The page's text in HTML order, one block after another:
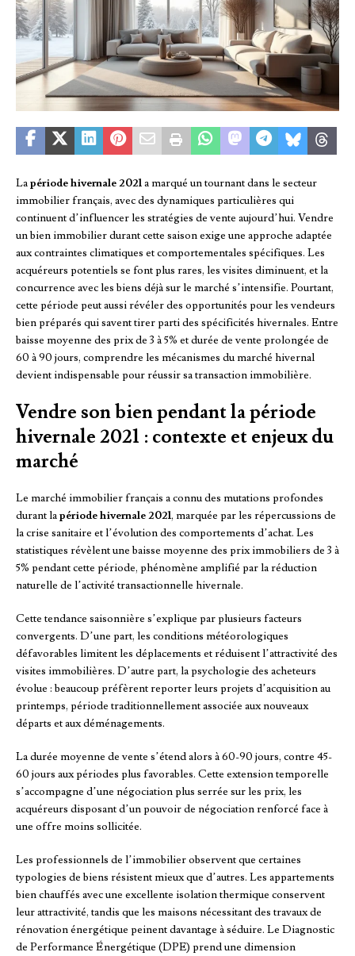
Lapériode hivernale 2021a marqué un tournant dans le secteur
immobilier français, avec des dynamiques particulières qui
continuent d’influencer les stratégies de vente aujourd’hui. Vendre
un bien immobilier durant cette saison exige une approche adaptée
aux contraintes climatiques et comportementales spécifiques. Les
acquéreurs potentiels se font plus rares, les visites diminuent, et la
concurrence avec les biens déjà sur le marché s’intensifie. Pourtant,
cette période peut aussi révéler des opportunités pour les vendeurs
bien préparés qui savent tirer parti des spécificités hivernales. Entre
baisse moyenne des prix de 3 à 5% et durée de vente prolongée de
60 à 90 jours, comprendre les mécanismes du marché hivernal
devient indispensable pour réussir sa transaction immobilière.
Vendre son bien pendant la période
hivernale 2021 : contexte et enjeux du
marché
Le marché immobilier français a connu des mutations profondes
durant lapériode hivernale 2021, marquée par les répercussions de
la crise sanitaire et l’évolution des comportements d’achat. Les
statistiques révèlent une baisse moyenne des prix immobiliers de 3 à
5% pendant cette période, phénomène amplifié par la réduction
naturelle de l’activité transactionnelle hivernale.
Cette tendance saisonnière s’explique par plusieurs facteurs
convergents. D’une part, les conditions météorologiques
défavorables limitent les déplacements et réduisent l’attractivité des
visites immobilières. D’autre part, la psychologie des acheteurs
évolue : beaucoup préfèrent reporter leurs projets d’acquisition au
printemps, période traditionnellement associée aux nouveaux
départs et aux déménagements.
La durée moyenne de vente s’étend alors à 60-90 jours, contre 45-
60 jours aux périodes plus favorables. Cette extension temporelle
s’accompagne d’une négociation plus serrée sur les prix, les
acquéreurs disposant d’un pouvoir de négociation renforcé face à
une offre moins sollicitée.
Les professionnels de l’immobilier observent que certaines
typologies de biens résistent mieux que d’autres. Les appartements
bien chauffés avec une excellente isolation thermique conservent
leur attractivité, tandis que les maisons nécessitant des travaux de
rénovation énergétique peinent davantage à séduire. Le Diagnostic
de Performance Énergétique (DPE) prend une dimension